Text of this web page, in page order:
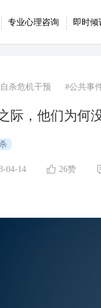
专业心理咨询 即时倾
杀危机干预 #公共事
际，他们为何
04-14 26赞